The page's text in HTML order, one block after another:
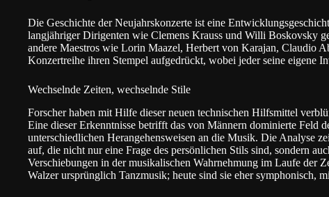
Die Geschichte der Neujahrskonzerte ist eine
langjähriger Dirigenten wie Clemens Krauss und Willi Boskovsky
andere Maestros wie Lorin Maazel, Herbert von Karajan, Claudio
Konzertreihe ihren Stempel aufgedrückt, wobei jeder seine eigene
Wechselnde Zeiten, wechselnde Stile
Forscher haben mit Hilfe dieser neuen technischen Hilfsmittel
Eine dieser Erkenntnisse betrifft das von Männern dominierte Feld
unterschiedlichen Herangehensweisen an die Musik. Die Analyse
auf, die nicht nur eine Frage des persönlichen Stils sind, sondern
Verschiebungen in der musikalischen Wahrnehmung im Laufe der
Walzer ursprünglich Tanzmusik; heute sind sie eher symphonisch,